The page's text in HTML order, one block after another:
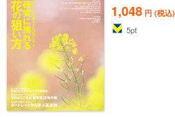
1,048 円 (税込)
5pt